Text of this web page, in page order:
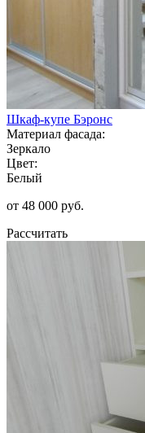
Шкаф-купе Бэронс
Материал фасада:
Зеркало
Цвет:
Белый
от 48 000 руб.
Рассчитать